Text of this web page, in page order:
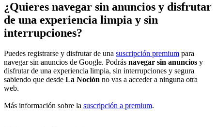
¿Quieres navegar sin anuncios y disfrutar
de una experiencia limpia y sin
interrupciones?
Puedes registrarse y disfrutar de una suscripción premium para
navegar sin anuncios de Google. Podrás navegar sin anuncios y
disfrutar de una experiencia limpia, sin interrupciones y segura
sabiendo que desde La Noción no vas a acceder a ninguna otra
web.
Más información sobre la suscripción a premium.